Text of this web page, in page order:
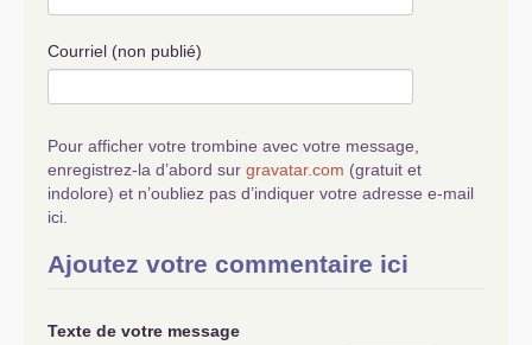
Courriel (non publié)
Pour afficher votre trombine avec votre message,
enregistrez-la d’abord sur gravatar.com (gratuit et
indolore) et n’oubliez pas d’indiquer votre adresse e-mail
ici.
Ajoutez votre commentaire ici
Texte de votre message